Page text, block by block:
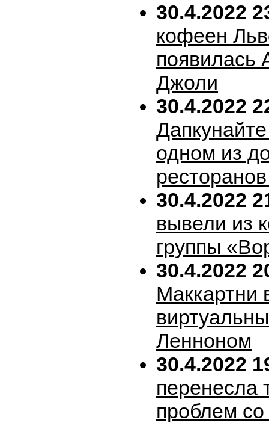
30.4.2022
кофеен
появилась
Джоли
30.4.2022
одном из
30.4.2022
вывели из
группы
30.4.2022
Маккартни
Ленноном
30.4.2022
перенесла
проблем